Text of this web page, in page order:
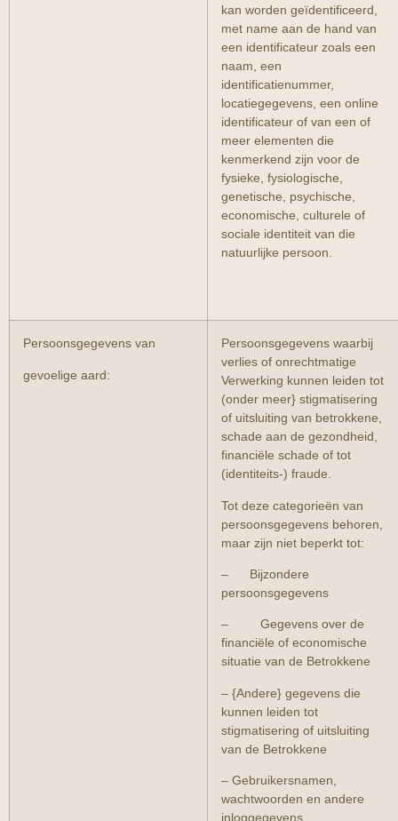
kan worden geïdentificeerd,
met name aan de hand van
een identificateur zoals een
naam, een
identificatienummer,
locatiegegevens, een online
identificateur of van een of
meer elementen die
kenmerkend zijn voor de
fysieke, fysiologische,
genetische, psychische,
economische, culturele of
sociale identiteit van die
natuurlijke persoon.
Persoonsgegevens van
gevoelige aard:
Persoonsgegevens waarbij
verlies of onrechtmatige
Verwerking kunnen leiden tot
(onder meer} stigmatisering
of uitsluiting van betrokkene,
schade aan de gezondheid,
financiële schade of tot
(identiteits-) fraude.
Tot deze categorieën van
persoonsgegevens behoren,
maar zijn niet beperkt tot:
– Bijzondere
persoonsgegevens
– Gegevens over de
financiële of economische
situatie van de Betrokkene
– {Andere} gegevens die
kunnen leiden tot
stigmatisering of uitsluiting
van de Betrokkene
– Gebruikersnamen,
wachtwoorden en andere
inloggegevens